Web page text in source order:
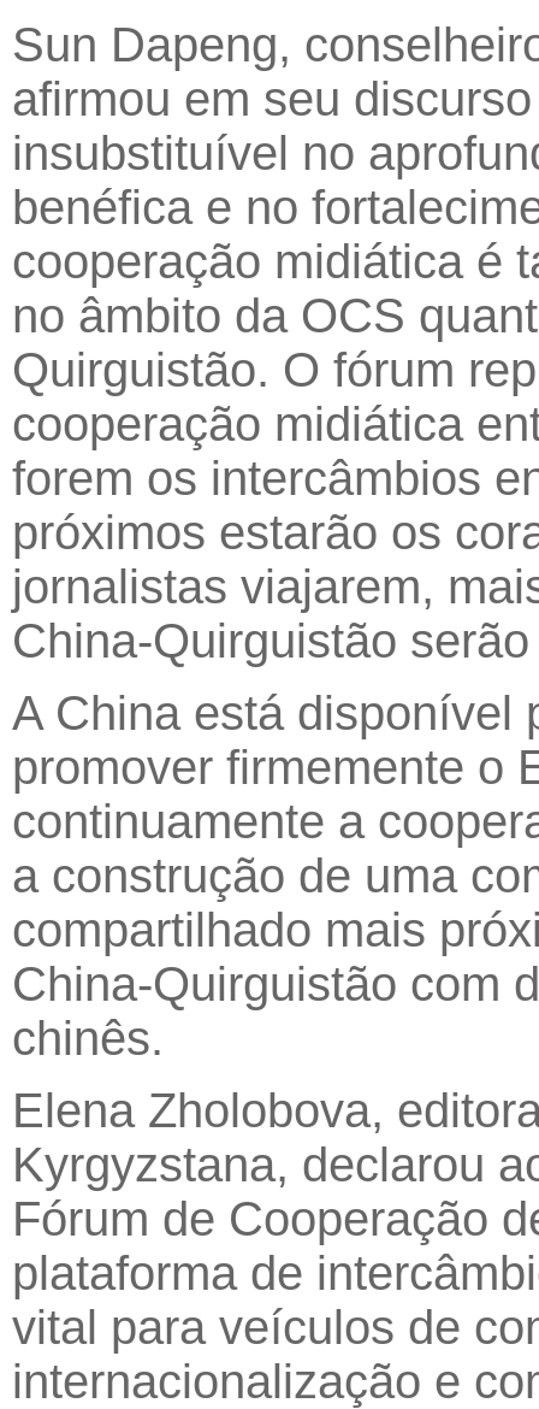
Sun Dapeng,
afirmou em seu
insubstituível no
benéfica e no
cooperação midiática é
no âmbito da OCS
Quirguistão. O fórum
cooperação midiática
forem os intercâmbios
próximos estarão os
jornalistas viajarem,
China-Quirguistão
A China está disponível
promover firmemente o
continuamente a
a construção de uma
compartilhado mais
China-Quirguistão com
chinês.
Elena Zholobova,
Kyrgyzstana, declarou
Fórum de Cooperação
plataforma de
vital para veículos de
internacionalização e